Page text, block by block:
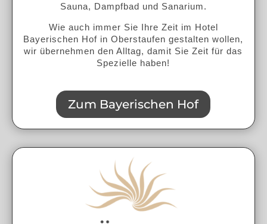
Sauna, Dampfbad und Sanarium.
Wie auch immer Sie Ihre Zeit im Hotel
Bayerischen Hof in Oberstaufen gestalten wollen,
wir übernehmen den Alltag, damit Sie Zeit für das
Spezielle haben!
Zum Bayerischen Hof